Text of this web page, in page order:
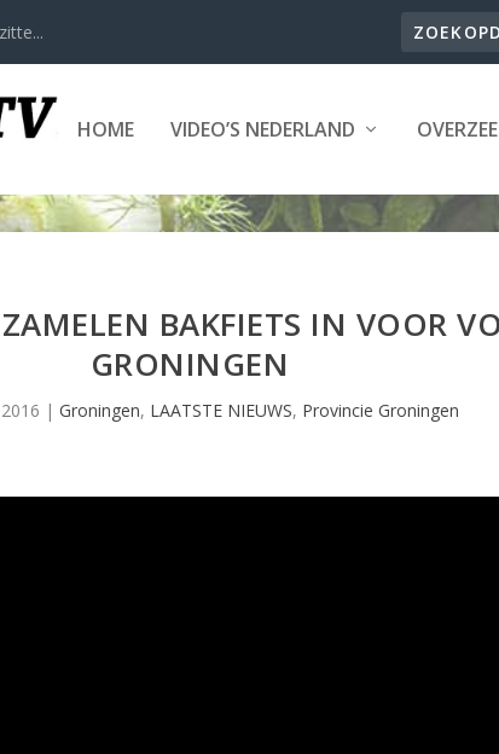
HOME VIDEO’S NEDERLAND
BAKFIETS IN VOOR
GRONINGEN
| Groningen, LAATSTE NIEUWS, Provincie Groningen